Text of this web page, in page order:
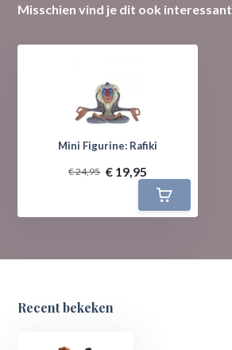
Misschien vind je dit ook interessant
Mini Figurine: Rafiki
€ 24,95 € 19,95
Recent bekeken